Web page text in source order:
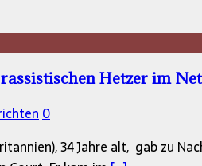
Hetzer im
0
34 Jahre alt, gab zu